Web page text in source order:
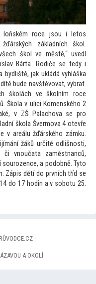
loňském roce jsou i letos
základních škol.
škol ve městě,“ uvedl
Bárta. Rodiče se tedy i
jak ukládá vyhláška
bude navštěvovat, vybrat.
školách ve školním roce
Škola v ulici Komenského 2
v ZŠ Palachova se pro
škola Švermova 4 otevře
v areálu žďárského zámku.
žáků určité odlišnosti,
vnoučata zaměstnanců,
a podobně. Tyto
Zápis dětí do prvních tříd se
do 17 hodin a v sobotu 25.
·
A OKOLÍ